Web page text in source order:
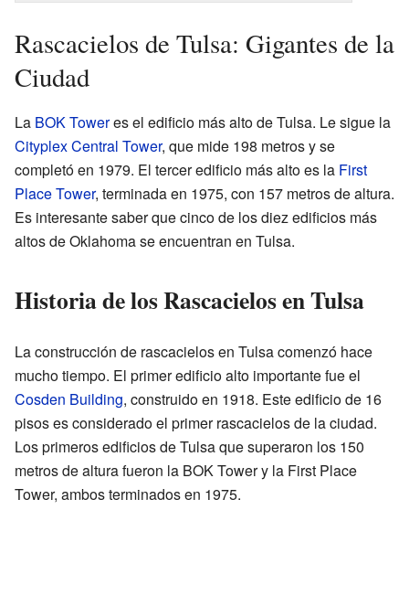
Rascacielos de Tulsa: Gigantes de la
Ciudad
La BOK Toweres el edificio más alto de Tulsa. Le sigue la
Cityplex Central Tower, que mide 198 metros y se
completó en 1979. El tercer edificio más alto es la First
Place Tower, terminada en 1975, con 157 metros de altura.
Es interesante saber que cinco de los diez edificios más
altos de Oklahoma se encuentran en Tulsa.
Historia de los Rascacielos en Tulsa
La construcción de rascacielos en Tulsa comenzó hace
mucho tiempo. El primer edificio alto importante fue el
Cosden Building, construido en 1918. Este edificio de 16
pisos es considerado el primer rascacielos de la ciudad.
Los primeros edificios de Tulsa que superaron los 150
metros de altura fueron la BOK Tower y la First Place
Tower, ambos terminados en 1975.